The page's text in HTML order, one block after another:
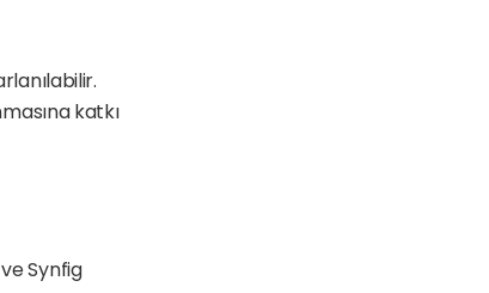
katkı
Synfig